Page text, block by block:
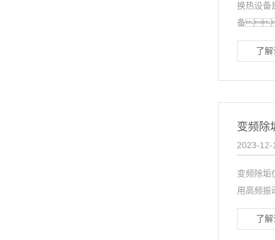
换热设
备
了
变频除
2023-12-
变频除
用高频
了